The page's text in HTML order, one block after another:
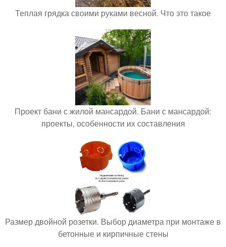
Теплая грядка своими руками весной. Что это такое
Проект бани с жилой мансардой. Бани с мансардой:
проекты, особенности их составления
Размер двойной розетки. Выбор диаметра при монтаже в
бетонные и кирпичные стены